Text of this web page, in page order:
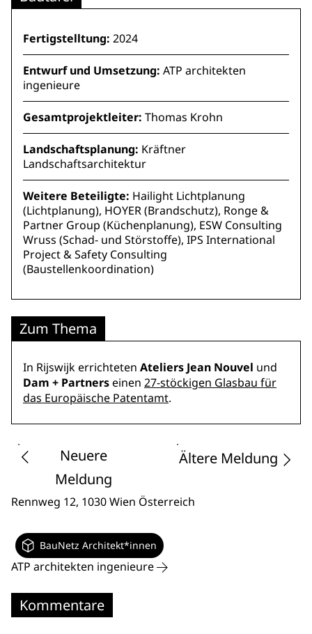
Fertigstelltung: 2024
Entwurf und Umsetzung: ATP architekten
ingenieure
Gesamtprojektleiter: Thomas Krohn
Landschaftsplanung: Kräftner
Landschaftsarchitektur
Weitere Beteiligte: Hailight Lichtplanung
(Lichtplanung), HOYER (Brandschutz), Ronge &
Partner Group (Küchenplanung), ESW Consulting
Wruss (Schad- und Störstoffe), IPS International
Project & Safety Consulting
(Baustellenkoordination)
Zum Thema
In Rijswijk errichteten Ateliers Jean Nouvel und
Dam + Partnerseinen 27-stöckigen Glasbau für
das Europäische Patentamt.
Neuere
Meldung
Ältere Meldung
Rennweg 12, 1030 Wien Österreich
BauNetz Architekt*innen
ATP architekten ingenieure
Kommentare